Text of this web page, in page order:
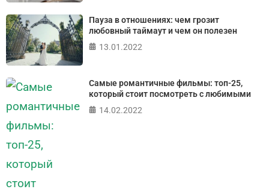
Пауза в отношениях: чем грозит
любовный таймаут и чем он полезен
13.01.2022
Самые романтичные фильмы: топ-25,
который стоит посмотреть с любимыми
14.02.2022